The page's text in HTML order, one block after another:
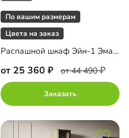
По вашим размерам
Цвета на заказ
Распашной шкаф Эйн-1 Эмаль Декор 3
от 25 360 от 44 490
Заказать